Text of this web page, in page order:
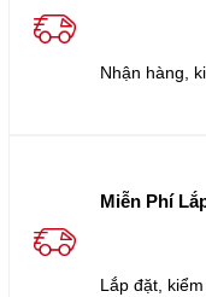
Nhận hàng,
Miễn Phí
Lắp đặt,